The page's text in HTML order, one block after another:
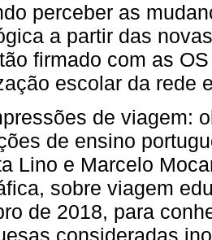
perceber as
a partir das
firmado com as
escolar da rede
de viagem:
de ensino
Lino e Marcelo
sobre viagem
de 2018, para
consideradas